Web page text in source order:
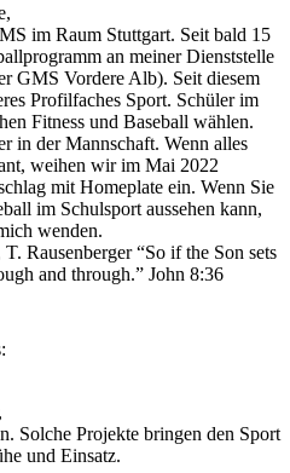
im Raum Stuttgart. Seit bald 15
an meiner Dienststelle
GMS Vordere Alb). Seit diesem
Profilfaches Sport. Schüler im
Fitness und Baseball wählen.
in der Mannschaft. Wenn alles
weihen wir im Mai 2022
mit Homeplate ein. Wenn Sie
im Schulsport aussehen kann,
wenden.
Rausenberger “So if the Son sets
and through.” John 8:36
Solche Projekte bringen den Sport
und Einsatz.